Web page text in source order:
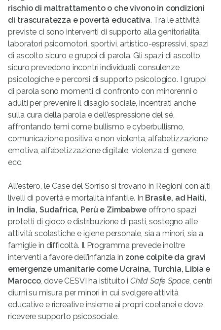
rischio di maltrattamento o che vivono in condizioni
di trascuratezza e povertà educativa. Tra le attività
previste ci sono interventi di supporto alla genitorialità,
laboratori psicomotori, sportivi, artistico-espressivi, spazi
di ascolto sicuro e gruppi di parola. Gli spazi di ascolto
sicuro prevedono incontri individuali, consulenze
psicologiche e percorsi di supporto psicologico. I gruppi
di parola sono momenti di confronto con minorenni o
adulti per prevenire il disagio sociale, incentrati anche
sulla cura della parola e dell’espressione del sé,
affrontando temi come bullismo e cyberbullismo,
comunicazione positiva e non violenta, alfabetizzazione
emotiva, alfabetizzazione digitale, violenza di genere,
ecc.
All’estero, le Case del Sorriso si trovano in Regioni con alti
livelli di povertà e mortalità infantile. In Brasile, ad Haiti,
in India, Sudafrica, Perù e Zimbabweoffrono spazi
protetti di gioco e distribuzione di pasti, sostegno alle
attività scolastiche e igiene personale, sia a minori, sia a
famiglie in difficoltà. Il Programma prevede inoltre
interventi a favore dell’infanzia in zone colpite da gravi
emergenze umanitarie come Ucraina, Turchia, Libia e
Marocco, dove CESVI ha istituito i Child Safe Space , centri
diurni su misura per minori in cui svolgere attività
educative e ricreative insieme ai propri coetanei e dove
ricevere supporto psicosociale.